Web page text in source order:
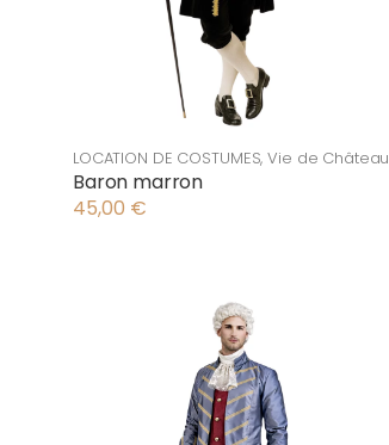
LOCATION DE COSTUMES,Vie de Château
Baron marron
45,00 €